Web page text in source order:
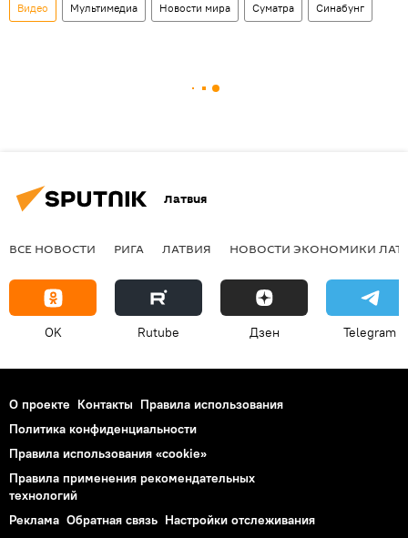
Видео Мультимедиа Новости мира Суматра Синабунг
Латвия
ВСЕ НОВОСТИ РИГА ЛАТВИЯ НОВОСТИ ЭКОНОМИКИ
OK Rutube Дзен Telegram
О проекте Контакты Правила использования
Политика конфиденциальности
Правила использования «cookie»
Правила применения рекомендательных
технологий
Реклама Обратная связь Настройки отслеживания